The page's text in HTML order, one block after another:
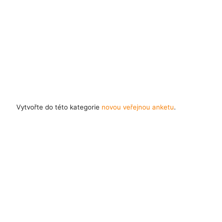
Vytvořte do této kategorie novou veřejnou anketu.